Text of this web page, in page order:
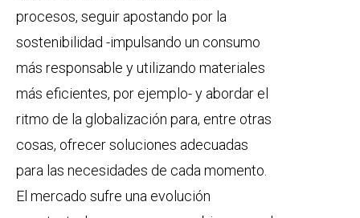
procesos, seguir apostando por la
sostenibilidad -impulsando un consumo
más responsable y utilizando materiales
más eficientes, por ejemplo- y abordar el
ritmo de la globalización para, entre otras
cosas, ofrecer soluciones adecuadas
para las necesidades de cada momento.
El mercado sufre una evolución